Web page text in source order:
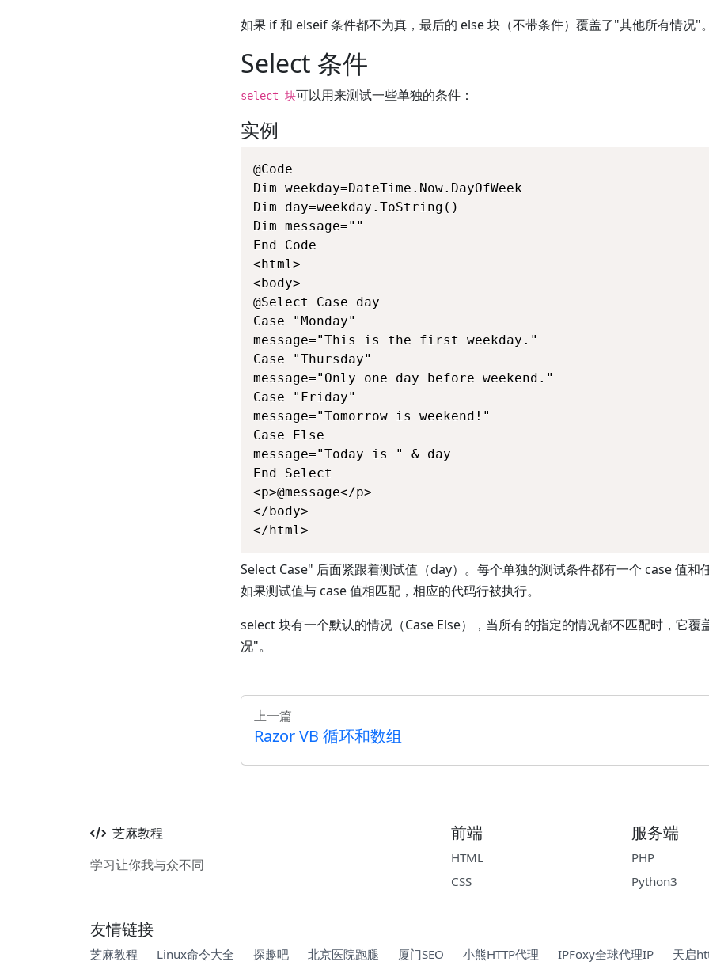
如果 if 和 elseif 条件都不为真，最后的 else 块（不带条件）覆盖了"其他所有情况"
Select 条件
select 块可以用来测试一些单独的条件：
实例
@Code
Dim weekday=DateTime.Now.DayOfWeek
Dim day=weekday.ToString()
Dim message=""
End Code
<html>
<body>
@Select Case day
Case "Monday"
message="This is the first weekday."
Case "Thursday"
message="Only one day before weekend."
Case "Friday"
message="Tomorrow is weekend!"
Case Else
message="Today is " & day
End Select
<p>@message</p>
</body>
</html>
Select Case" 后面紧跟着测试值（day）。每个单独的测试条件都有一个 case 值和
如果测试值与 case 值相匹配，相应的代码行被执行。
select 块有一个默认的情况（Case Else），当所有的指定的情况都不匹配时，它覆
况"。
上一篇
Razor VB 循环和数组
芝麻教程
学习让你我与众不同
前端
HTML
CSS
服务端
PHP
Python3
友情链接
芝麻教程 Linux命令大全 探趣吧 北京医院跑腿 厦门SEO 小熊HTTP代理 IPFoxy全球代理IP 天启